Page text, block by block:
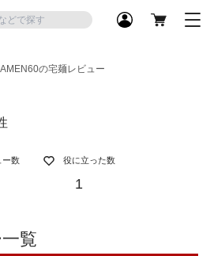
の宅麺レビュー
ー数 役に立った数
1
覧